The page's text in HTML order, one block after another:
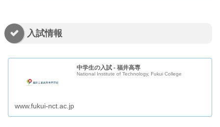
入試情報
中学生の入試 - 福井高専
National Institute of Technology, Fukui College
www.fukui-nct.ac.jp